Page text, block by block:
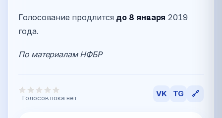
Голосование продлится до 8 января 2019
года.
По материалам НФБР
Голосов пока нет VK TG 🔗